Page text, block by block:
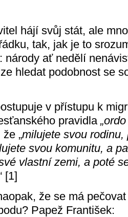
hájí svůj stát, ale
tak, jak je to
národy ať nedělí
hledat podobnost se
v přístupu k
pravidla
„milujete svou
svou komunitu, a
vlastní zemi, a poté
[1]
že se má
Papež František: